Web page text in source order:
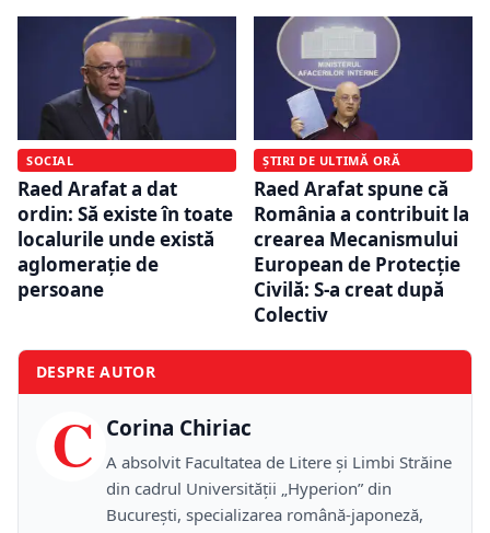
SOCIAL
Raed Arafat a dat
ordin: Să existe în toate
localurile unde există
aglomeraţie de
persoane
ȘTIRI DE ULTIMĂ ORĂ
Raed Arafat spune că
România a contribuit la
crearea Mecanismului
European de Protecție
Civilă: S-a creat după
Colectiv
DESPRE AUTOR
C Corina Chiriac
A absolvit Facultatea de Litere și Limbi Străine
din cadrul Universității „Hyperion” din
București, specializarea română-japoneză,